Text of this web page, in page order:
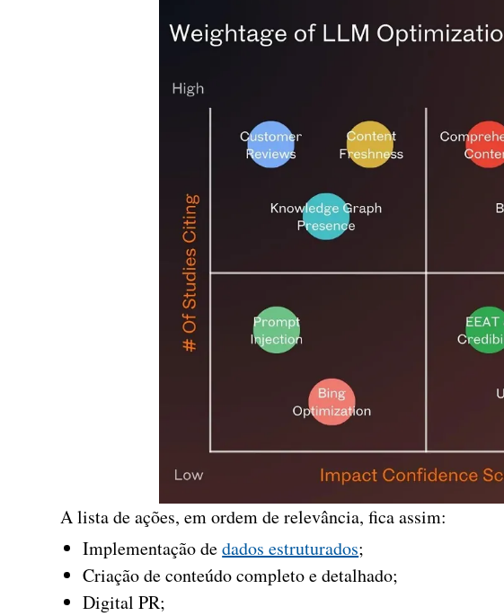
A lista de ações, em ordem de relevância, fica assim:
Implementação dedados estruturados;
Criação de conteúdo completo e detalhado;
Digital PR;